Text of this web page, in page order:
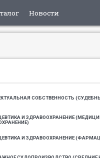
Новости
СОБСТВЕННОСТЬ
И ЗДРАВООХРАНЕНИЕ
И ЗДРАВООХРАНЕНИЕ